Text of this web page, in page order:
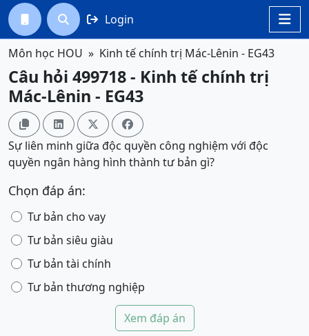

  Login
Môn học HOU Kinh tế chính trị Mác-Lênin - EG43
Câu hỏi 499718 - Kinh tế chính trị
Mác-Lênin - EG43
   
Sự liên minh giữa độc quyền công nghiệm với độc
quyền ngân hàng hình thành tư bản gì?
Chọn đáp án:
Tư bản cho vay
Tư bản siêu giàu
Tư bản tài chính
Tư bản thương nghiệp
Xem đáp án